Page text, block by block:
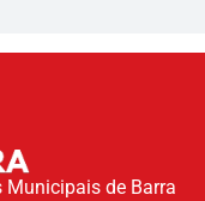
Municipais de Barra